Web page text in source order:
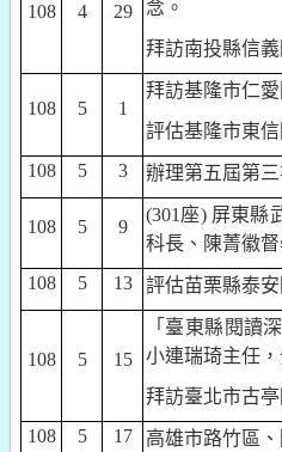
108 4 29
念。
拜訪南投縣信
108 5 1
拜訪基隆市仁
評估基隆市東
108
5 3 辦理第五屆第
108 5 9
(301 座) 屏東縣
科長、陳菁徽
108
5 13 評估苗栗縣泰
108 5 15
「臺東縣閱讀
小連瑞琦主任
拜訪臺北市古
108
5 17 高雄市路竹區